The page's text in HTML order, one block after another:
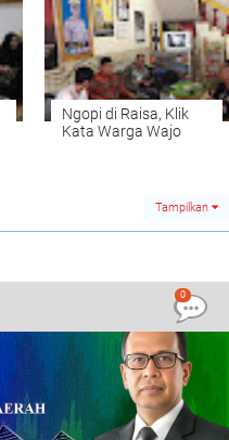
Ngopi di Raisa, Klik
Kata Warga Wajo
Tampilkan
0